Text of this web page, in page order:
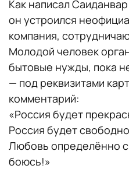
Как написал
он устроился
компания,
Молодой человек
бытовые нужды, пока
— под реквизитами
комментарий:
«Россия будет
Россия будет
Любовь определённо
боюсь!»